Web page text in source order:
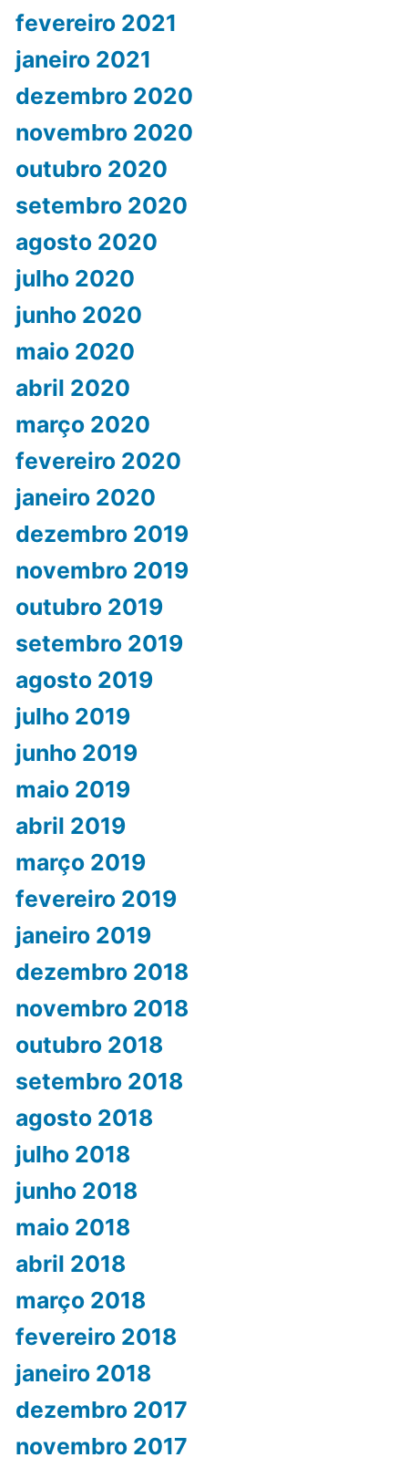
fevereiro 2021
janeiro 2021
dezembro 2020
novembro 2020
outubro 2020
setembro 2020
agosto 2020
julho 2020
junho 2020
maio 2020
abril 2020
março 2020
fevereiro 2020
janeiro 2020
dezembro 2019
novembro 2019
outubro 2019
setembro 2019
agosto 2019
julho 2019
junho 2019
maio 2019
abril 2019
março 2019
fevereiro 2019
janeiro 2019
dezembro 2018
novembro 2018
outubro 2018
setembro 2018
agosto 2018
julho 2018
junho 2018
maio 2018
abril 2018
março 2018
fevereiro 2018
janeiro 2018
dezembro 2017
novembro 2017